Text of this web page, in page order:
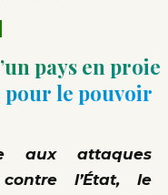
pays en proie
pour le pouvoir
aux attaques
l’État, le